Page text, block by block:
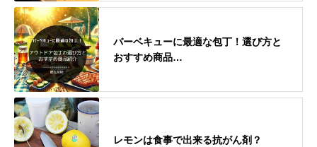
バーベキューに最適な包丁！選び方と
おすすめ商品…
レモンは食事で出来る抗がん剤？